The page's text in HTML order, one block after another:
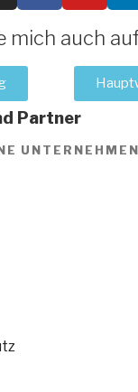
mich auch
Partner